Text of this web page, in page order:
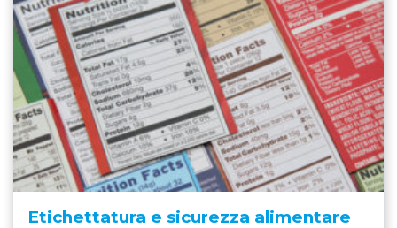
Etichettatura e sicurezza alimentare